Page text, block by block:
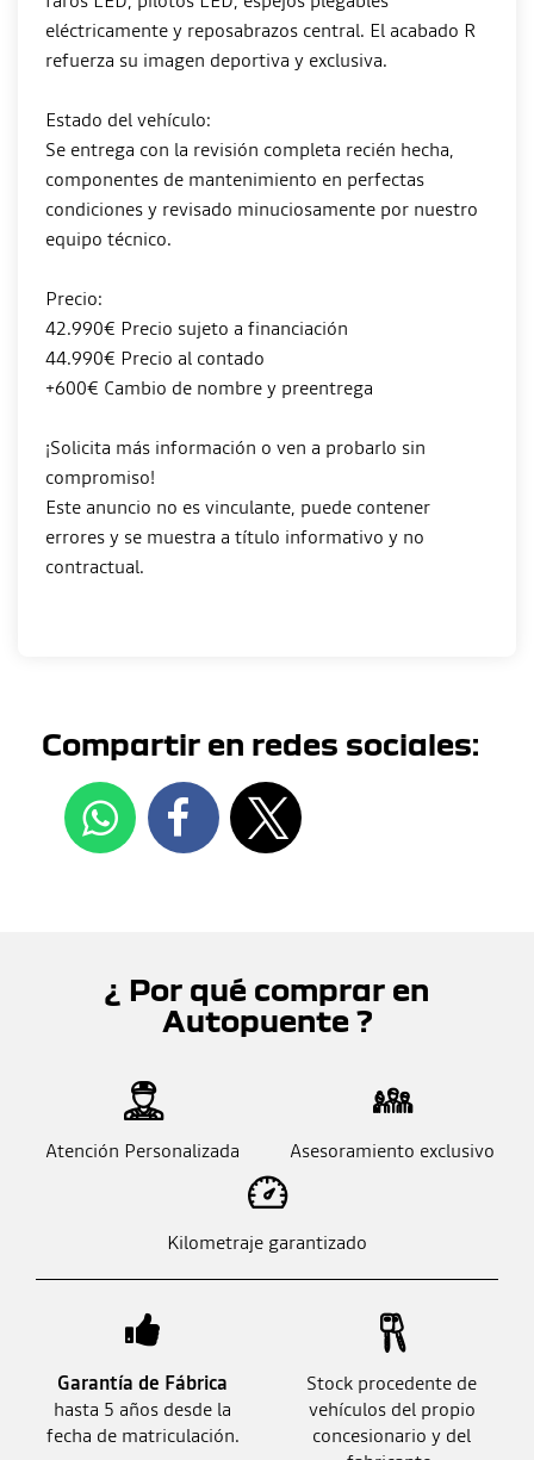
eléctricamente y reposabrazos central. El acabado R
refuerza su imagen deportiva y exclusiva.
Estado del vehículo:
Se entrega con la revisión completa recién hecha,
componentes de mantenimiento en perfectas
condiciones y revisado minuciosamente por nuestro
equipo técnico.
Precio:
42.990€ Precio sujeto a financiación
44.990€ Precio al contado
+600€ Cambio de nombre y preentrega
¡Solicita más información o ven a probarlo sin
compromiso!
Este anuncio no es vinculante, puede contener
errores y se muestra a título informativo y no
contractual.
Compartir en redes sociales:
¿ Por qué comprar en
Autopuente ?
Atención Personalizada Asesoramiento exclusivo
Kilometraje garantizado
Garantía de Fábrica
hasta 5 años desde la
fecha de matriculación.
Stock procedente de
vehículos del propio
concesionario y del